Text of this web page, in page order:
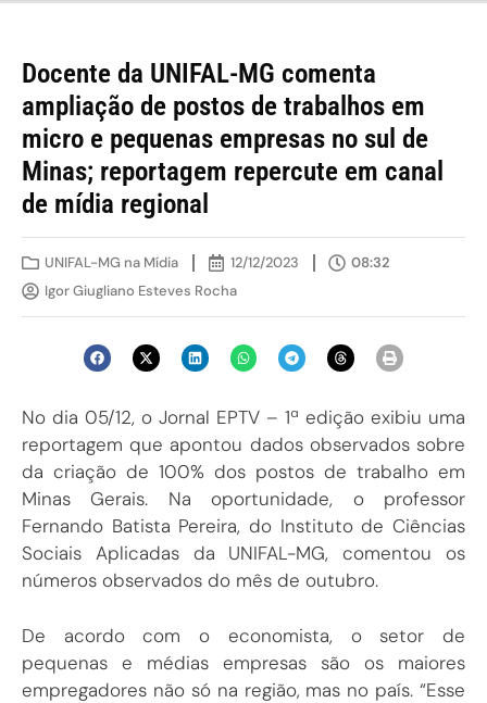
Docente da UNIFAL-MG comenta
ampliação de postos de trabalhos em
micro e pequenas empresas no sul de
Minas; reportagem repercute em canal
de mídia regional
UNIFAL-MG na Mídia 12/12/2023
08:32
Igor Giugliano Esteves Rocha
No dia 05/12, o Jornal EPTV – 1ª edição exibiu uma
reportagem que apontou dados observados sobre
da criação de 100% dos postos de trabalho em
Minas Gerais. Na oportunidade, o professor
Fernando Batista Pereira, do Instituto de Ciências
Sociais Aplicadas da UNIFAL-MG, comentou os
números observados do mês de outubro.
De acordo com o economista, o setor de
pequenas e médias empresas são os maiores
empregadores não só na região, mas no país. “Esse